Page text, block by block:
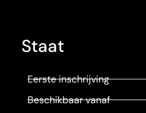
Staat
Eerste inschrijving
Beschikbaar vanaf